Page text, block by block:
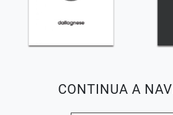
CONTINUA A